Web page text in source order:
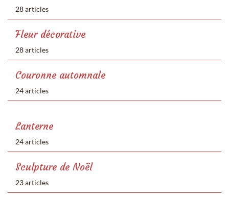
28 articles
Fleur décorative
28 articles
Couronne automnale
24 articles
Lanterne
24 articles
Sculpture de Noël
23 articles